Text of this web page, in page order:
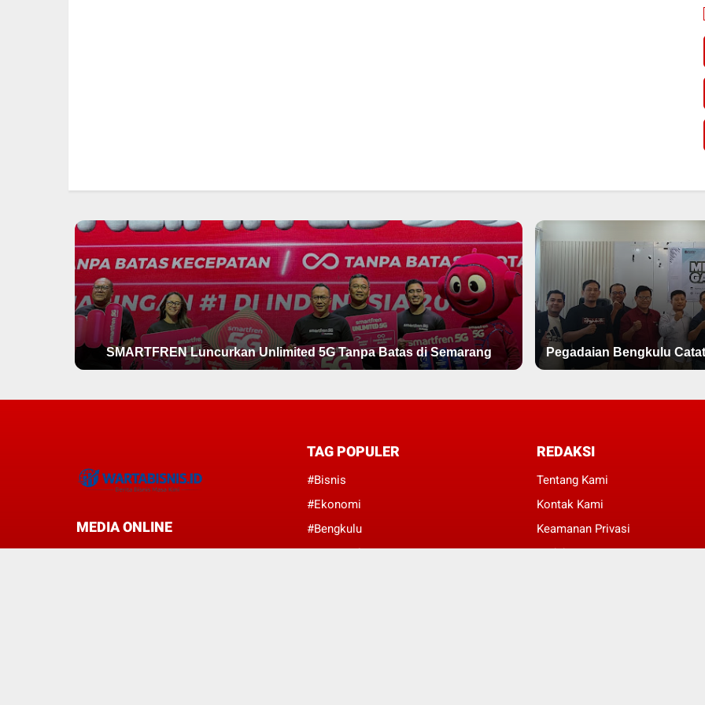
SMARTFREN Luncurkan Unlimited 5G Tanpa Batas di Semarang Pegadaian Bengkulu
MEDIA ONLINE
TAG POPULER
#Bisnis
#Ekonomi
#Bengkulu
#Nasional
REDAKSI
Tentang Kami
Kontak Kami
Keamanan Privasi
Redaksi